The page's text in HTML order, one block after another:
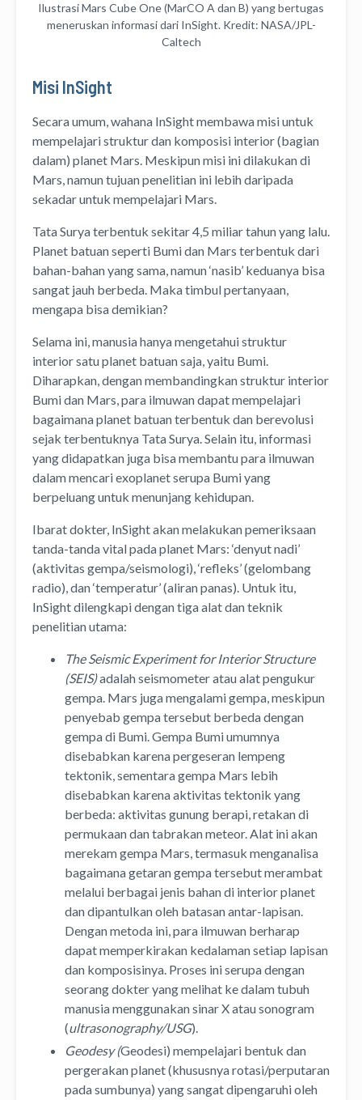
Ilustrasi Mars Cube One (MarCO A dan B) yang bertugas
meneruskan informasi dari InSight. Kredit: NASA/JPL-
Caltech
Misi InSight
Secara umum, wahana InSight membawa misi untuk
mempelajari struktur dan komposisi interior (bagian
dalam) planet Mars. Meskipun misi ini dilakukan di
Mars, namun tujuan penelitian ini lebih daripada
sekadar untuk mempelajari Mars.
Tata Surya terbentuk sekitar 4,5 miliar tahun yang lalu.
Planet batuan seperti Bumi dan Mars terbentuk dari
bahan-bahan yang sama, namun ‘nasib’ keduanya bisa
sangat jauh berbeda. Maka timbul pertanyaan,
mengapa bisa demikian?
Selama ini, manusia hanya mengetahui struktur
interior satu planet batuan saja, yaitu Bumi.
Diharapkan, dengan membandingkan struktur interior
Bumi dan Mars, para ilmuwan dapat mempelajari
bagaimana planet batuan terbentuk dan berevolusi
sejak terbentuknya Tata Surya. Selain itu, informasi
yang didapatkan juga bisa membantu para ilmuwan
dalam mencari exoplanet serupa Bumi yang
berpeluang untuk menunjang kehidupan.
Ibarat dokter, InSight akan melakukan pemeriksaan
tanda-tanda vital pada planet Mars: ‘denyut nadi’
(aktivitas gempa/seismologi), ‘refleks’ (gelombang
radio), dan ‘temperatur’ (aliran panas). Untuk itu,
InSight dilengkapi dengan tiga alat dan teknik
penelitian utama:
The Seismic Experiment for Interior Structure
(SEIS)adalah seismometer atau alat pengukur
gempa. Mars juga mengalami gempa, meskipun
penyebab gempa tersebut berbeda dengan
gempa di Bumi. Gempa Bumi umumnya
disebabkan karena pergeseran lempeng
tektonik, sementara gempa Mars lebih
disebabkan karena aktivitas tektonik yang
berbeda: aktivitas gunung berapi, retakan di
permukaan dan tabrakan meteor. Alat ini akan
merekam gempa Mars, termasuk menganalisa
bagaimana getaran gempa tersebut merambat
melalui berbagai jenis bahan di interior planet
dan dipantulkan oleh batasan antar-lapisan.
Dengan metoda ini, para ilmuwan berharap
dapat memperkirakan kedalaman setiap lapisan
dan komposisinya. Proses ini serupa dengan
seorang dokter yang melihat ke dalam tubuh
manusia menggunakan sinar X atau sonogram
(ultrasonography/USG).
Geodesy (Geodesi) mempelajari bentuk dan
pergerakan planet (khususnya rotasi/perputaran
pada sumbunya) yang sangat dipengaruhi oleh